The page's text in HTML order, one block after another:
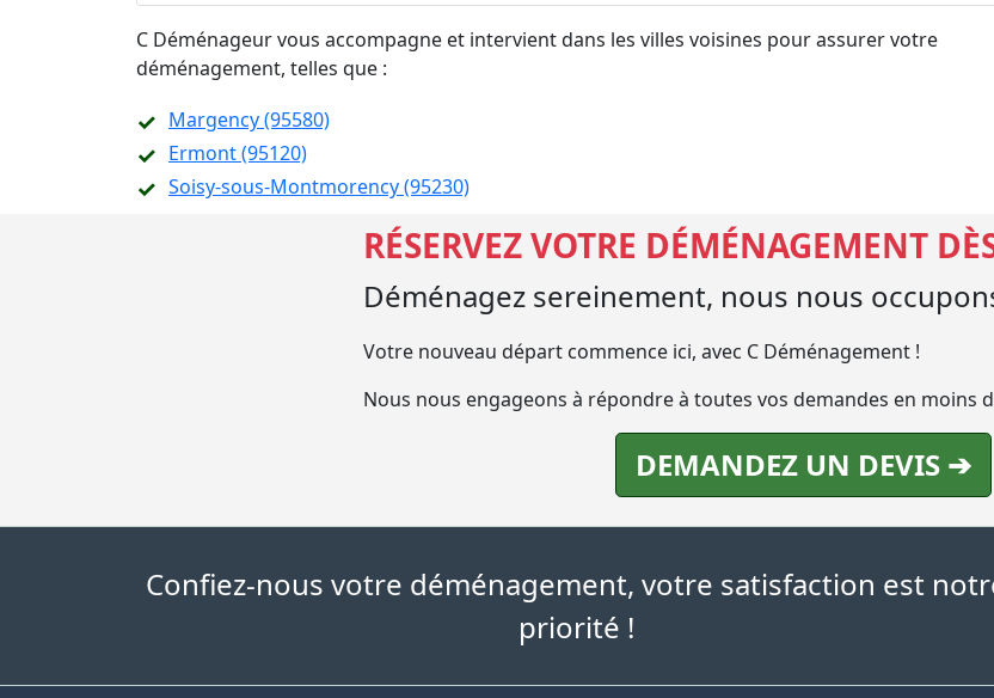
C Déménageur vous accompagne et intervient dans les villes voisines pour assurer votre
déménagement, telles que :
Margency (95580)
Ermont (95120)
Soisy-sous-Montmorency (95230)
RÉSERVEZ VOTRE DÉMÉNAGEMENT
Déménagez sereinement, nous nous
Votre nouveau départ commence ici, avec C Déménagement !
Nous nous engageons à répondre à toutes vos demandes en moins
DEMANDEZ UN DEVIS ➔
Confiez-nous votre déménagement, votre satisfaction est
priorité !